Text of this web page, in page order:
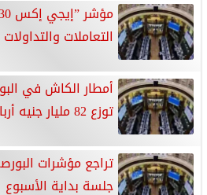
التعاملات والتداولات
أمطار الكاش في
توزع 82 مليار جنيه أرباحا في 6 أشهر
تراجع مؤشرات
جلسة بداية الأسبوع